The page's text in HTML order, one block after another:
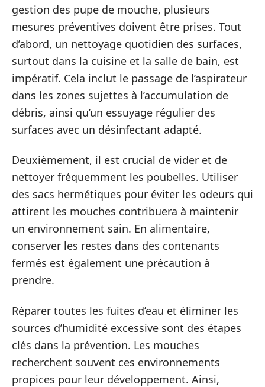
gestion des pupe de mouche, plusieurs
mesures préventives doivent être prises. Tout
d’abord, un nettoyage quotidien des surfaces,
surtout dans la cuisine et la salle de bain, est
impératif. Cela inclut le passage de l’aspirateur
dans les zones sujettes à l’accumulation de
débris, ainsi qu’un essuyage régulier des
surfaces avec un désinfectant adapté.
Deuxièmement, il est crucial de vider et de
nettoyer fréquemment les poubelles. Utiliser
des sacs hermétiques pour éviter les odeurs qui
attirent les mouches contribuera à maintenir
un environnement sain. En alimentaire,
conserver les restes dans des contenants
fermés est également une précaution à
prendre.
Réparer toutes les fuites d’eau et éliminer les
sources d’humidité excessive sont des étapes
clés dans la prévention. Les mouches
recherchent souvent ces environnements
propices pour leur développement. Ainsi,